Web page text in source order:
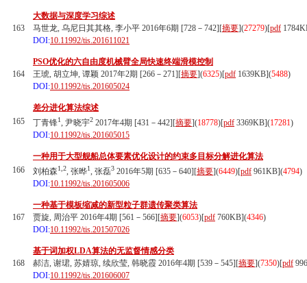
163
大数据与深度学习综述
马世龙, 乌尼日其其格, 李小平 2016年6期 [728－742][摘要](27279)[pdf
DOI:10.11992/tis.201611021
164
PSO优化的六自由度机械臂全局快速终端滑模控制
王琥, 胡立坤, 谭颖 2017年2期 [266－271][摘要](6325)[pdf 1639KB](5488)
DOI:10.11992/tis.201605024
165
差分进化算法综述
丁青锋1, 尹晓宇2 2017年4期 [431－442][摘要](18778)[pdf 3369KB](17281)
DOI:10.11992/tis.201605015
166
一种用于大型舰船总体要素优化设计的约束多目标分解进化算法
刘柏森1,2, 张晔1, 张磊3 2016年5期 [635－640][摘要](6449)[pdf 961KB](4794)
DOI:10.11992/tis.201605006
167
一种基于模板缩减的新型粒子群遗传聚类算法
贾旋, 周治平 2016年4期 [561－566][摘要](6053)[pdf 760KB](4346)
DOI:10.11992/tis.201507026
168
基于词加权LDA算法的无监督情感分类
郝洁, 谢珺, 苏婧琼, 续欣莹, 韩晓霞 2016年4期 [539－545][摘要](7350)[pdf
DOI:10.11992/tis.201606007